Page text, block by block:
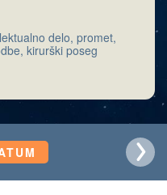
delo, promet,
kirurški poseg